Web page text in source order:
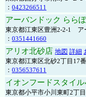
： 0423266511
アーバンドック らら
東京都江東区豊洲2-2-1
： 0351441660
アリオ北砂店 地図 詳細
東京都江東区北砂2丁目17
： 0356537611
イオンフードスタイ
東京都小平市小川東町2丁